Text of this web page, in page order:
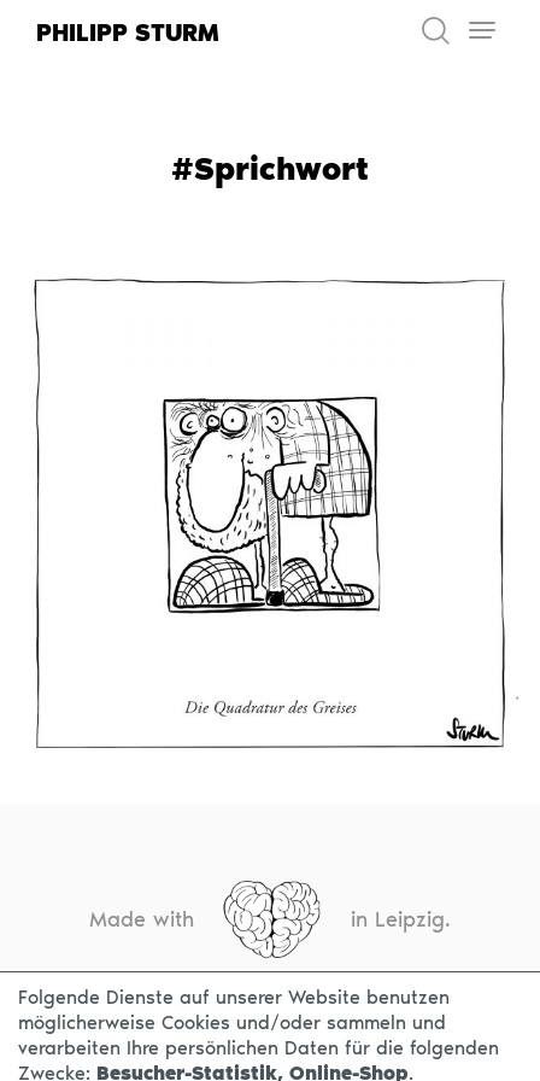
InhaltPHILIPP STURM
#Sprichwort
Made with in Leipzig.
KONTAKT IMPRESSUM DATENSCHUTZ
Folgende Dienste auf unserer Website benutzen
möglicherweise Cookies und/oder sammeln und
verarbeiten Ihre persönlichen Daten für die folgenden
Zwecke: Besucher-Statistik, Online-Shop.